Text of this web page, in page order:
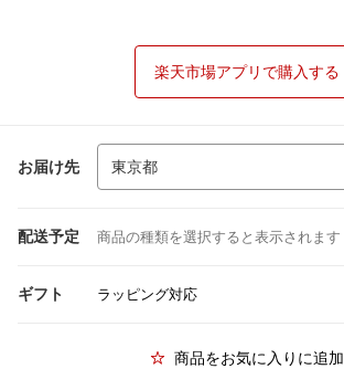
楽天市場アプリで購入する
お届け先
配送予定 商品の種類を選択すると表示されます
ギフト ラッピング対応
商品をお気に入りに追加